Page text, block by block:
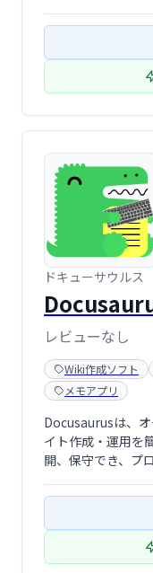
Markdownの知識
き、効率的なド
ドキューサウルス
レビューなし
Wiki作成ソフト
メモアプリ
Docusaurusは、
イト作成・運用を
開、保守でき、プ
ーズなウェブサイ